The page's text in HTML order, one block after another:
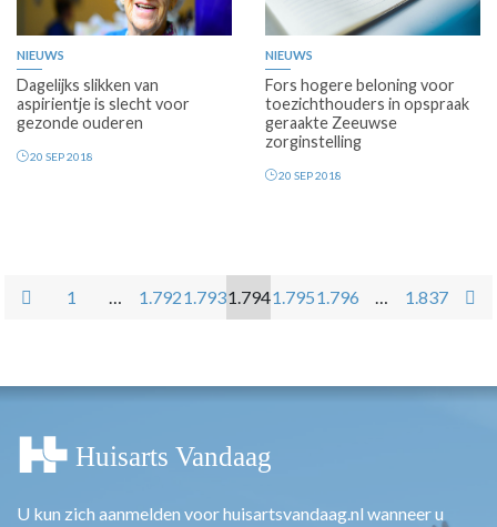
NIEUWS
Dagelijks slikken van
aspirientje is slecht voor
gezonde ouderen
20 SEP 2018
NIEUWS
Fors hogere beloning voor
toezichthouders in opspraak
geraakte Zeeuwse
zorginstelling
20 SEP 2018
1 … 1.7921.7931.7941.7951.796 … 1.837
U kun zich aanmelden voor huisartsvandaag.nl wanneer u